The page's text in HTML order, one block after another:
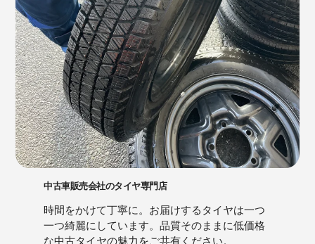
中古車販売会社のタイヤ専門店
時間をかけて丁寧に。お届けするタイヤは一つ
一つ綺麗にしています。品質そのままに低価格
な中古タイヤの魅力をご共有ください。